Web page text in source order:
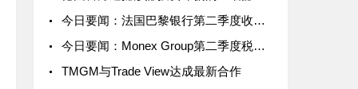
今日要闻：法国巴黎银行第二季度收入同比增长0.9%；马来西亚证监会对币安采取执法行动！；洲际交易所未平仓合约数量达到4800万份......
今日要闻：Monex Group第二季度税前利润同比增长238%；FMA对Synergy Capital Asset Management发出警告；新加坡交易所将向7RIDGE的基金投资2亿美元...
TMGM与Trade View达成最新合作